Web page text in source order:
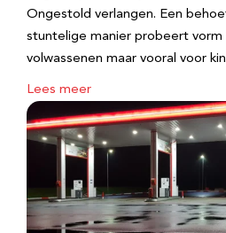
Ongestold verlangen. Een
stuntelige manier probeert vorm
volwassenen maar vooral voor
Lees meer